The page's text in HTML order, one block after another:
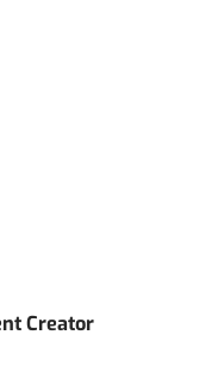
Creator